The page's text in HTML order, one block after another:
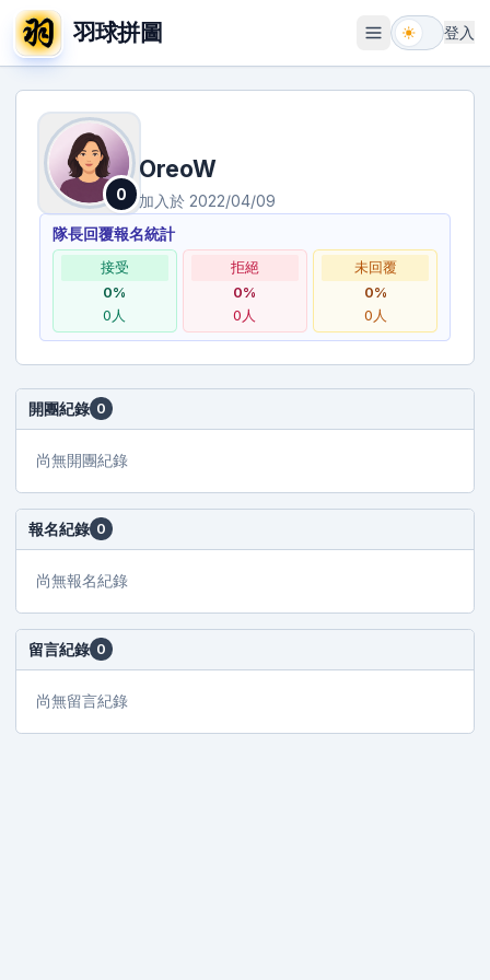
羽球拼圖 開啟選單
登入
0
OreoW
加入於 2022/04/09
隊長回覆報名統計
接受
0%
0 人
拒絕
0%
0 人
未回覆
0%
0 人
開團紀錄 0
尚無開團紀錄
報名紀錄 0
尚無報名紀錄
留言紀錄 0
尚無留言紀錄